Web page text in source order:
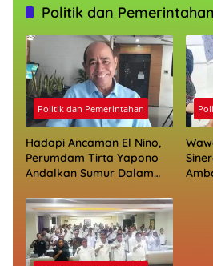
Politik dan Pemerintahan
Politik dan Pemerintahan
Hadapi Ancaman El Nino,
Perumdam Tirta Yapono
Andalkan Sumur Dalam